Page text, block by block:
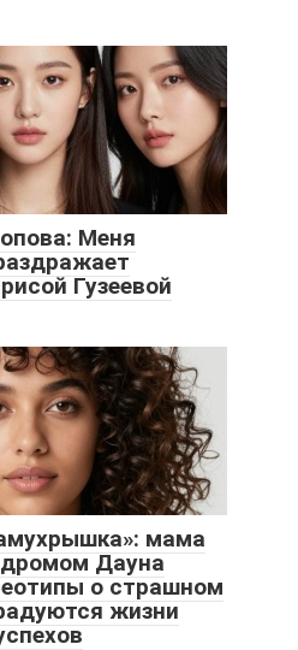
Меня
Гузеевой
мама
Дауна
о страшном
жизни